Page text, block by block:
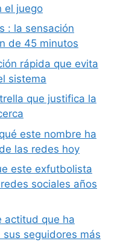
el juego
: la sensación
de 45 minutos
rápida que evita
sistema
que justifica la
este nombre ha
las redes hoy
este exfutbolista
sociales años
actitud que ha
seguidores más